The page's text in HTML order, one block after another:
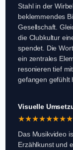
Stahl in der
beklemmendes
Gesellschaft.
die Clubkultur
spendet. Die
ein zentrales
resonieren tief
gefangen gefühlt
Visuelle
★★★★★★★★
Das Musikvideo
Erzählkunst und